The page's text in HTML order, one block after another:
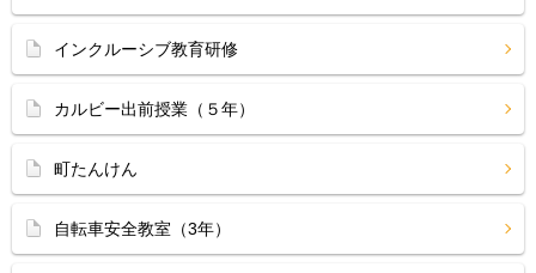
インクルーシブ教育研修
カルビー出前授業（５年）
町たんけん
自転車安全教室（3年）